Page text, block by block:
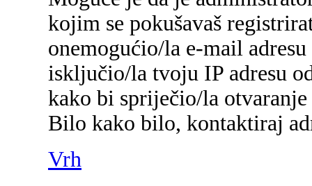
kojim se pokušavaš
onemogućio/la e-mail
isključio/la tvoju IP adresu
kako bi spriječio/la
Bilo kako bilo, kontaktiraj
Vrh